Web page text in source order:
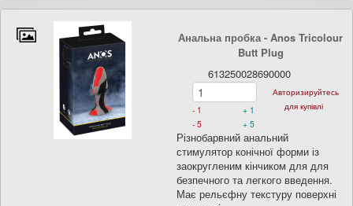
Анальна пробка - Anos Tricolour
Butt Plug
613250028690000
+ 1
- 1
- 5
+ 5
Авторизируйтесь
для купівлі
Різнобарвний анальний
стимулятор конічної форми із
заокругленим кінчиком для для
безпечного та легкого введення.
Має рельєфну текстуру поверхні